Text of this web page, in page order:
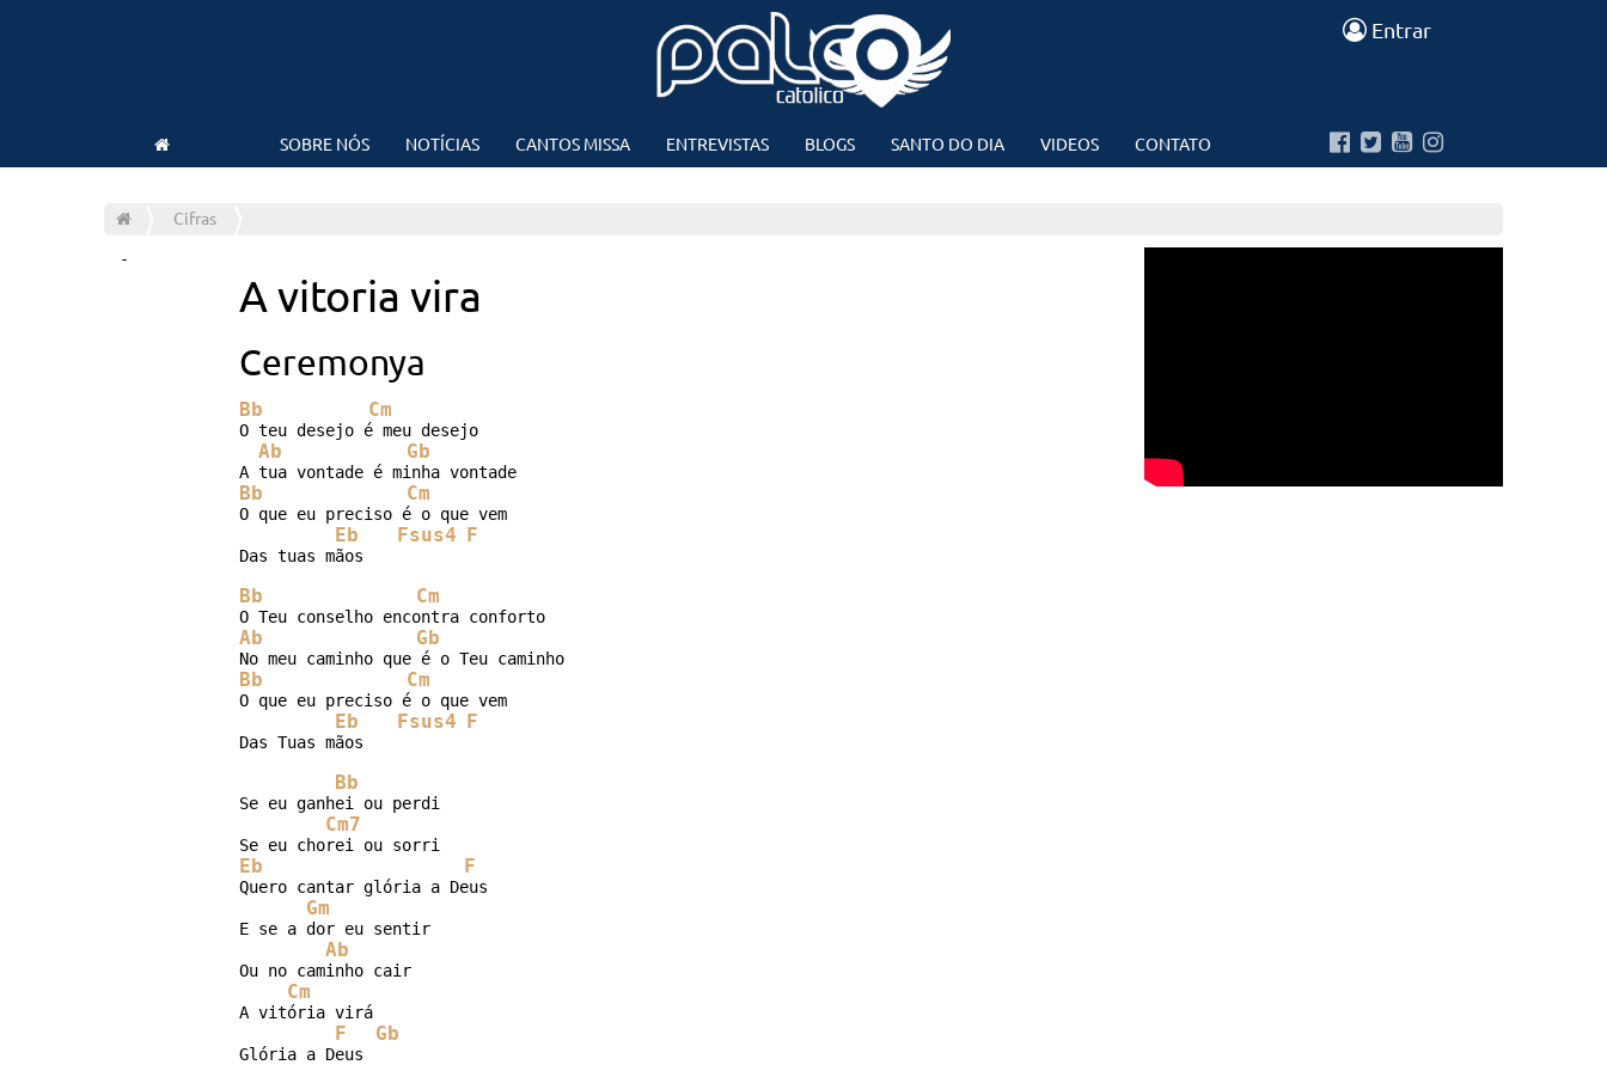
Entrar
SOBRE NÓS NOTÍCIAS CANTOS MISSA ENTREVISTAS BLOGS SANTO DO DIA VIDEOS CONTATO
Cifras
-
A vitoria vira
Ceremonya
Bb Cm
O teu desejo é meu desejo
Ab Gb
A tua vontade é minha vontade
Bb Cm
O que eu preciso é o que vem
Eb Fsus4 F
Das tuas mãos
Bb Cm
O Teu conselho encontra conforto
Ab Gb
No meu caminho que é o Teu caminho
Bb Cm
O que eu preciso é o que vem
Eb Fsus4 F
Das Tuas mãos
Bb
Se eu ganhei ou perdi
Cm7
Eb F
Quero cantar glória a Deus
Gm
E se a dor eu sentir
Ab
Ou no caminho cair
Cm
A vitória virá
F Gb
Glória a Deus